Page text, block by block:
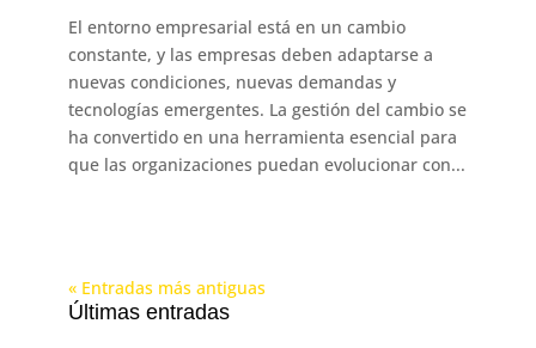
El entorno empresarial está en un cambio
constante, y las empresas deben adaptarse a
nuevas condiciones, nuevas demandas y
tecnologías emergentes. La gestión del cambio se
ha convertido en una herramienta esencial para
que las organizaciones puedan evolucionar con...
« Entradas más antiguas
Últimas entradas